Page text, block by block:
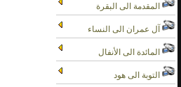
المقدمة الى البقرة
آل عمران الى النساء
المائدة الى الأنفال
التوبة الى هود